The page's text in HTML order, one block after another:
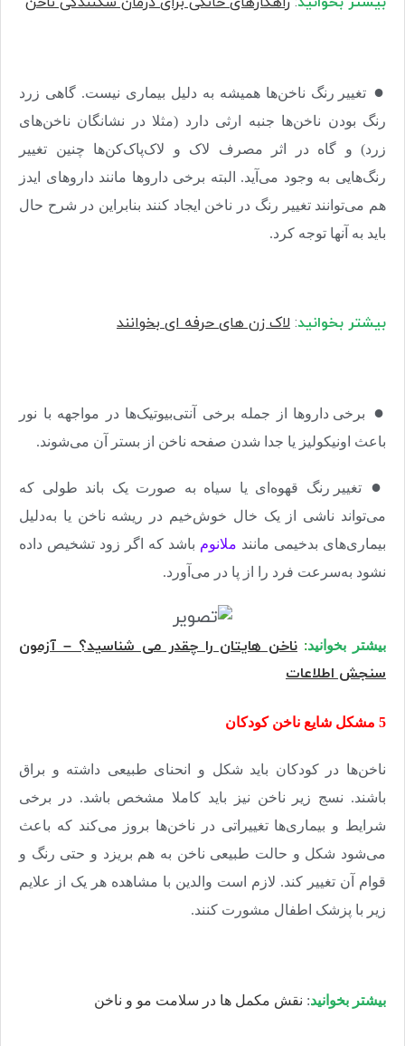
● تغییر رنگ ناخن‌ها همیشه به دلیل بیماری نیست. گاهی زرد
رنگ بودن ناخن‌ها جنبه ارثی دارد (مثلا در نشانگان ناخن‌های
زرد) و گاه در اثر مصرف لاک و لاک‌پاک‌کن‌ها چنین تغییر
رنگ‌هایی به وجود می‌آید. البته برخی داروها مانند داروهای ایدز
هم می‌توانند تغییر رنگ در ناخن ایجاد کنند بنابراین در شرح حال
باید به آنها توجه کرد.
بیشتر بخوانید: لاک زن های حرفه ای بخوانند
●
برخی داروها از جمله برخی آنتی‌بیوتیک‌ها در مواجهه با نور
باعث اونیکولیز یا جدا شدن صفحه ناخن از بستر آن می‌شوند.
●تغییر رنگ قهوه‌ای یا سیاه به صورت یک باند طولی که
می‌تواند ناشی از یک خال خوش‌خیم در ریشه ناخن یا به‌دلیل
بیماری‌های بدخیمی مانند ملانوم باشد که اگر زود تشخیص داده
نشود به‌سرعت فرد را از پا در می‌آورد.
بیشتر بخوانید: ناخن هایتان را چقدر می شناسید؟ – آزمون
سنجش اطلاعات
5 مشکل شایع ناخن کودکان
ناخن‌ها در کودکان باید شکل و انحنای طبیعی داشته و براق
باشند. نسج زیر ناخن نیز باید کاملا مشخص باشد. در برخی
شرایط و بیماری‌ها تغییراتی در ناخن‌ها بروز می‌کند که باعث
می‌شود شکل و حالت طبیعی ناخن به هم بریزد و حتی رنگ و
قوام آن تغییر کند. لازم است والدین با مشاهده هر یک از علایم
زیر با پزشک اطفال مشورت کنند.
بیشتر بخوانید: نقش مکمل ها در سلامت مو و ناخن